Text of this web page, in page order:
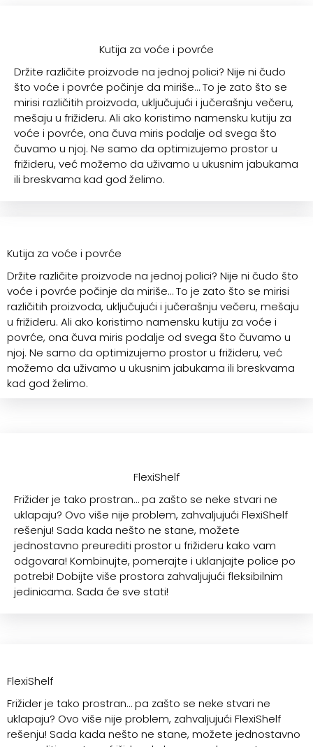
Kutija za voće i povrće
Držite različite proizvode na jednoj polici? Nije ni čudo
što voće i povrće počinje da miriše… To je zato što se
mirisi različitih proizvoda, uključujući i jučerašnju večeru,
mešaju u frižideru. Ali ako koristimo namensku kutiju za
voće i povrće, ona čuva miris podalje od svega što
čuvamo u njoj. Ne samo da optimizujemo prostor u
frižideru, već možemo da uživamo u ukusnim jabukama
ili breskvama kad god želimo.
Kutija za voće i povrće
Držite različite proizvode na jednoj polici? Nije ni čudo što
voće i povrće počinje da miriše… To je zato što se mirisi
različitih proizvoda, uključujući i jučerašnju večeru, mešaju
u frižideru. Ali ako koristimo namensku kutiju za voće i
povrće, ona čuva miris podalje od svega što čuvamo u
njoj. Ne samo da optimizujemo prostor u frižideru, već
možemo da uživamo u ukusnim jabukama ili breskvama
kad god želimo.
FlexiShelf
Frižider je tako prostran… pa zašto se neke stvari ne
uklapaju? Ovo više nije problem, zahvaljujući FlexiShelf
rešenju! Sada kada nešto ne stane, možete
jednostavno preurediti prostor u frižideru kako vam
odgovara! Kombinujte, pomerajte i uklanjajte police po
potrebi! Dobijte više prostora zahvaljujući fleksibilnim
jedinicama. Sada će sve stati!
FlexiShelf
Frižider je tako prostran… pa zašto se neke stvari ne
uklapaju? Ovo više nije problem, zahvaljujući FlexiShelf
rešenju! Sada kada nešto ne stane, možete jednostavno